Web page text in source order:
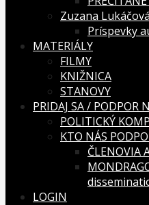
Zuzana
Príspevky
MATERIÁLY
FILMY
KNIŽNICA
STANOVY
PRIDAJ SA / PODPOR
POLITICKÝ
KTO NÁS
ČLENOVIA
LOGIN